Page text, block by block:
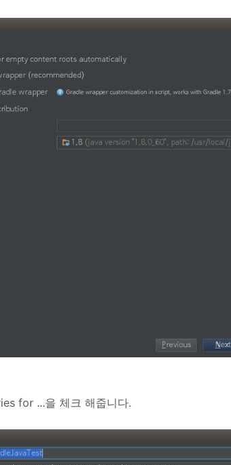
for ...을 체크 해줍니다.